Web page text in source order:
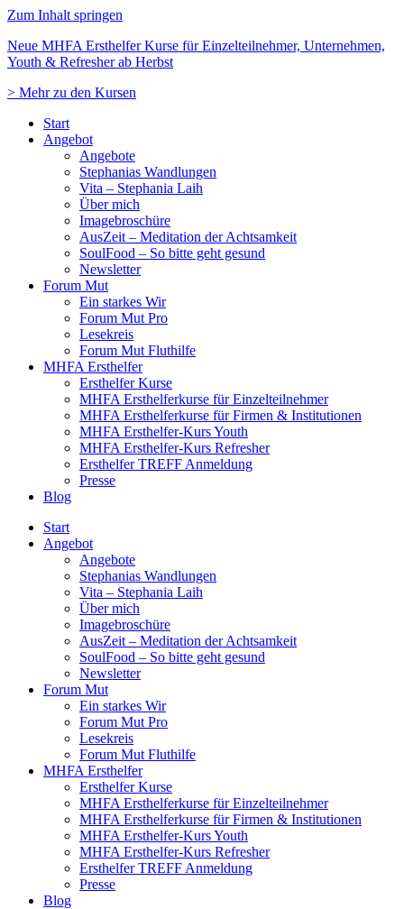
Zum Inhalt springen
Neue MHFA Ersthelfer Kurse für Einzelteilnehmer, Unternehmen,
Youth & Refresher ab Herbst
> Mehr zu den Kursen
Start
Angebot
Angebote
Stephanias Wandlungen
Vita – Stephania Laih
Über mich
Imagebroschüre
AusZeit – Meditation der Achtsamkeit
SoulFood – So bitte geht gesund
Newsletter
Forum Mut
Ein starkes Wir
Forum Mut Pro
Lesekreis
Forum Mut Fluthilfe
MHFA Ersthelfer
Ersthelfer Kurse
MHFA Ersthelferkurse für Einzelteilnehmer
MHFA Ersthelferkurse für Firmen & Institutionen
MHFA Ersthelfer-Kurs Youth
MHFA Ersthelfer-Kurs Refresher
Ersthelfer TREFF Anmeldung
Presse
Blog
Start
Angebot
Angebote
Stephanias Wandlungen
Vita – Stephania Laih
Über mich
Imagebroschüre
AusZeit – Meditation der Achtsamkeit
SoulFood – So bitte geht gesund
Newsletter
Forum Mut
Ein starkes Wir
Forum Mut Pro
Lesekreis
Forum Mut Fluthilfe
MHFA Ersthelfer
Ersthelfer Kurse
MHFA Ersthelferkurse für Einzelteilnehmer
MHFA Ersthelferkurse für Firmen & Institutionen
MHFA Ersthelfer-Kurs Youth
MHFA Ersthelfer-Kurs Refresher
Ersthelfer TREFF Anmeldung
Presse
Blog